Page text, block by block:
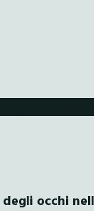
occhi